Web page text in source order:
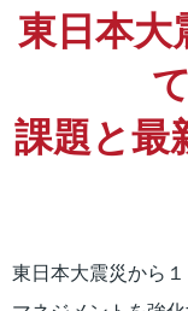
東日本大
課題と最
東日本大震災から